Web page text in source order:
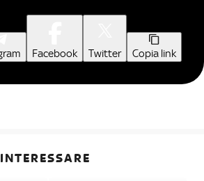
Facebook Twitter Copia link